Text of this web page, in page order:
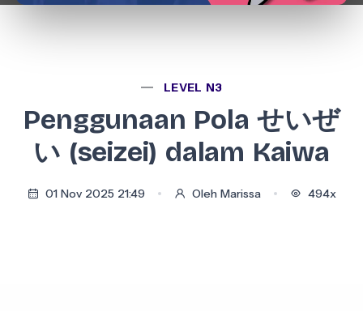
LEVEL N3
Penggunaan Pola せいぜ
い (seizei) dalam Kaiwa
01 Nov 2025 21:49 Oleh Marissa 494x